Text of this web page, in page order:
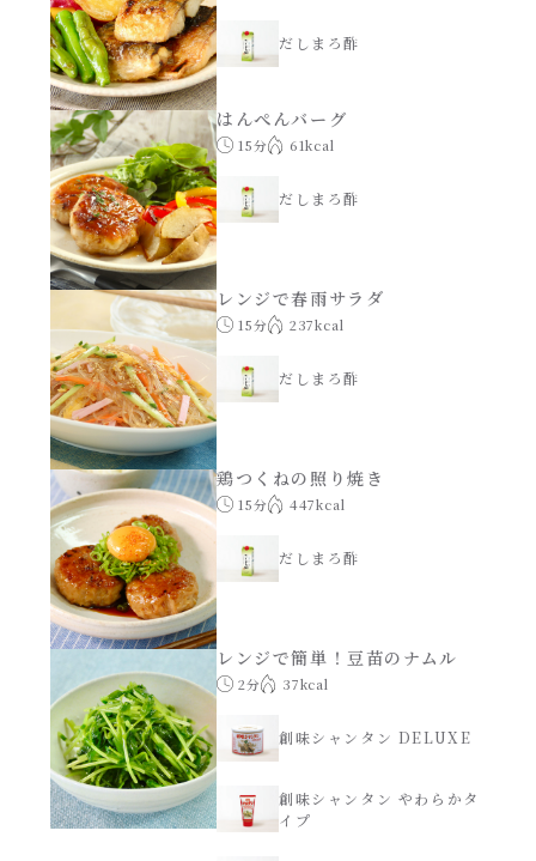
だしまろ酢
はんぺんバーグ
15分 61kcal
だしまろ酢
レンジで春雨サラダ
15分 237kcal
だしまろ酢
鶏つくねの照り焼き
15分 447kcal
だしまろ酢
レンジで簡単！豆苗のナムル
2分 37kcal
創味シャンタン DELUXE
創味シャンタン やわらかタ
イプ